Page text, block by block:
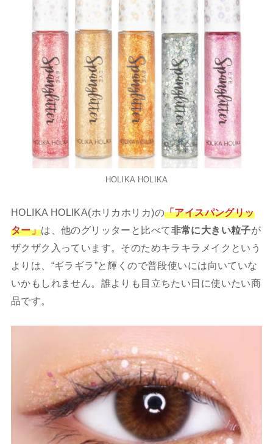
HOLIKA HOLIKA
HOLIKA HOLIKA(ホリカホリカ)の「アイスパングリッ
ター」は、他のグリッターと比べて非常に大きい粒子が
ザクザク入っています。そのためキラキラメイクという
よりは、“ギラギラ”と輝くので普段使いには向いていな
いかもしれません。誰よりも目立ちたい日に使いたい商
品です。